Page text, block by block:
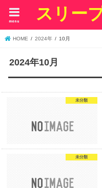
スリー
menu
HOME 2024年 10月
2024年10月
未分類
未分類